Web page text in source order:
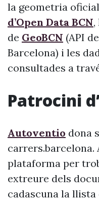
la geometria
d’Open Data BCN
de GeoBCN (API
Barcelona) i les
consultades a
Patrocini
Autoventio dona
carrers.barcelona.
plataforma per
extreure dels
cadascuna la